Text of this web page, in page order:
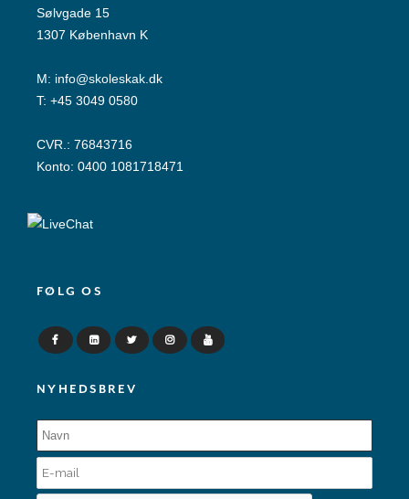
Sølvgade 15
1307 København K
M: info@skoleskak.dk
T: +45 3049 0580
CVR.: 76843716
Konto: 0400 1081718471
FØLG OS
NYHEDSBREV